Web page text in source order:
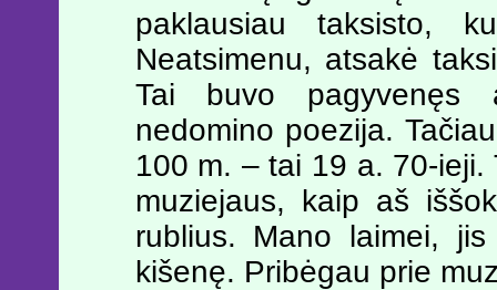
paklausiau taksisto,
Neatsimenu, atsakė
Tai buvo pagyvenęs
nedomino poezija.
100 m. – tai 19 a. 70-
muziejaus, kaip aš
rublius. Mano laimei,
kišenę. Pribėgau prie